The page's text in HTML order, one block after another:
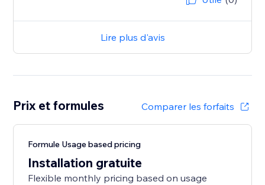
Lire plus d'avis
Prix et formules Comparer les forfaits
Formule Usage based pricing
Installation gratuite
Flexible monthly pricing based on usage